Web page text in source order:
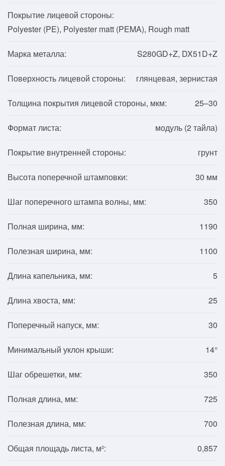
Покрытие лицевой стороны:
Polyester (PE), Polyester matt (PEMA), Rough matt
Марка металла: S280GD+Z, DX51D+Z
Поверхность лицевой стороны: глянцевая, зернистая
Толщина покрытия лицевой стороны, мкм: 25–30
Формат листа: модуль (2 тайла)
Покрытие внутренней стороны: грунт
Высота поперечной штамповки: 30 мм
Шаг поперечного штампа волны, мм: 350
Полная ширина, мм: 1190
Полезная ширина, мм: 1100
Длина капельника, мм: 5
Длина хвоста, мм: 25
Поперечный напуск, мм: 30
Минимальный уклон крыши: 14°
Шаг обрешетки, мм: 350
Полная длина, мм: 725
Полезная длина, мм: 700
Общая площадь листа, м²: 0,857